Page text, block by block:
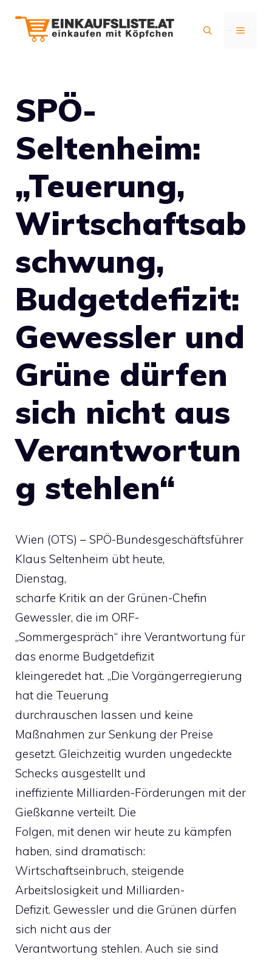
Inhalt
MENÜ
SPÖ-
Seltenheim:
„Teuerung,
Wirtschaftsab
schwung,
Budgetdefizit:
Gewessler und
Grüne dürfen
sich nicht aus
Verantwortun
g stehlen“
Wien (OTS) – SPÖ-Bundesgeschäftsführer
Klaus Seltenheim übt heute,
Dienstag,
scharfe Kritik an der Grünen-Chefin
Gewessler, die im ORF-
„Sommergespräch“ ihre Verantwortung für
das enorme Budgetdefizit
kleingeredet hat. „Die Vorgängerregierung
hat die Teuerung
durchrauschen lassen und keine
Maßnahmen zur Senkung der Preise
gesetzt. Gleichzeitig wurden ungedeckte
Schecks ausgestellt und
ineffiziente Milliarden-Förderungen mit der
Gießkanne verteilt. Die
Folgen, mit denen wir heute zu kämpfen
haben, sind dramatisch:
Wirtschaftseinbruch, steigende
Arbeitslosigkeit und Milliarden-
Defizit. Gewessler und die Grünen dürfen
sich nicht aus der
Verantwortung stehlen. Auch sie sind